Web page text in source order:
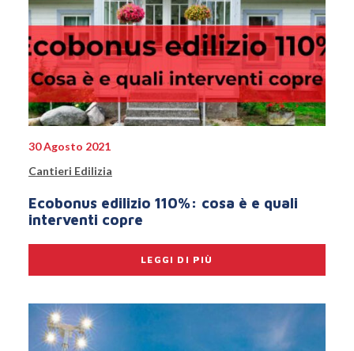
30 Agosto 2021
Cantieri Edilizia
Ecobonus edilizio 110%: cosa è e quali
interventi copre
LEGGI DI PIÙ